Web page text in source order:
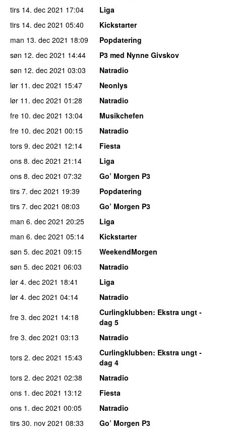
tirs 14. dec 2021 17:04
Liga
tirs 14. dec 2021 05:40
Kickstarter
man 13. dec 2021 18:09
Popdatering
søn 12. dec 2021 14:44
P3 med Nynne Givskov
søn 12. dec 2021 03:03
Natradio
lør 11. dec 2021 15:47
Neonlys
lør 11. dec 2021 01:28
Natradio
fre 10. dec 2021 13:04
Musikchefen
fre 10. dec 2021 00:15
Natradio
tors 9. dec 2021 12:14
Fiesta
ons 8. dec 2021 21:14
Liga
ons 8. dec 2021 07:32
Go’ Morgen P3
tirs 7. dec 2021 19:39
Popdatering
tirs 7. dec 2021 08:03
Go’ Morgen P3
man 6. dec 2021 20:25
Liga
man 6. dec 2021 05:14
Kickstarter
søn 5. dec 2021 09:15
WeekendMorgen
søn 5. dec 2021 06:03
Natradio
lør 4. dec 2021 18:41
Liga
lør 4. dec 2021 04:14
Natradio
fre 3. dec 2021 14:18 Curlingklubben: Ekstra ungt -
dag 5
fre 3. dec 2021 03:13
Natradio
tors 2. dec 2021 15:43 Curlingklubben: Ekstra ungt -
dag 4
tors 2. dec 2021 02:38
Natradio
ons 1. dec 2021 13:12
Fiesta
ons 1. dec 2021 00:05
Natradio
tirs 30. nov 2021 08:33
Go’ Morgen P3